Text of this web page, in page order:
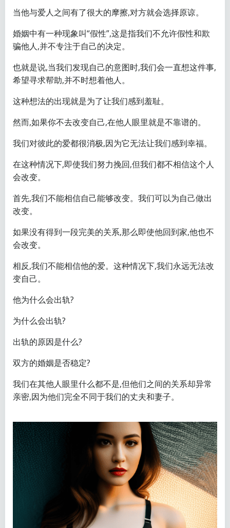
当他与爱人之间有了很大的摩擦,对方就会选择原谅。
婚姻中有一种现象叫“假性”,这是指我们不允许假性和欺
骗他人,并不专注于自己的决定。
也就是说,当我们发现自己的意图时,我们会一直想这件事,
希望寻求帮助,并不时想着他人。
这种想法的出现就是为了让我们感到羞耻。
然而,如果你不去改变自己,在他人眼里就是不靠谱的。
我们对彼此的爱都很消极,因为它无法让我们感到幸福。
在这种情况下,即使我们努力挽回,但我们都不相信这个人
会改变。
首先,我们不能相信自己能够改变。我们可以为自己做出
改变。
如果没有得到一段完美的关系,那么即使他回到家,他也不
会改变。
相反,我们不能相信他的爱。这种情况下,我们永远无法改
变自己。
他为什么会出轨?
为什么会出轨?
出轨的原因是什么?
双方的婚姻是否稳定?
我们在其他人眼里什么都不是,但他们之间的关系却异常
亲密,因为他们完全不同于我们的丈夫和妻子。